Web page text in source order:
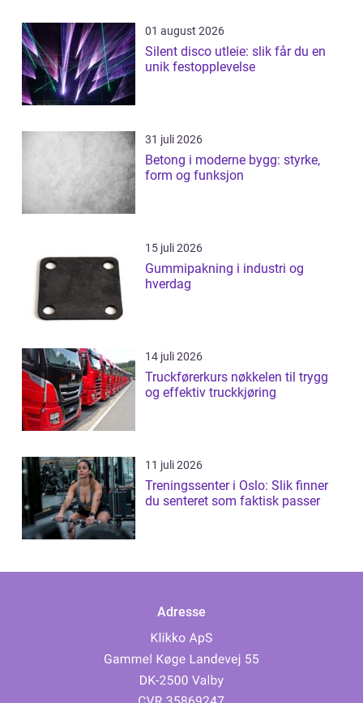
01 august 2026
Silent disco utleie: slik får du en
unik festopplevelse
31 juli 2026
Betong i moderne bygg: styrke,
form og funksjon
15 juli 2026
Gummipakning i industri og
hverdag
14 juli 2026
Truckførerkurs nøkkelen til trygg
og effektiv truckkjøring
11 juli 2026
Treningssenter i Oslo: Slik finner
du senteret som faktisk passer
Adresse